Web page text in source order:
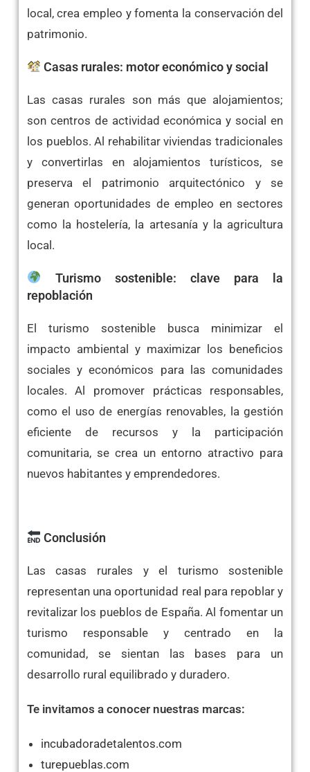
local, crea empleo y fomenta la conservación del
patrimonio.​
Casas rurales: motor económico y social
Las casas rurales son más que alojamientos;
son centros de actividad económica y social en
los pueblos. Al rehabilitar viviendas tradicionales
y convertirlas en alojamientos turísticos, se
preserva el patrimonio arquitectónico y se
generan oportunidades de empleo en sectores
como la hostelería, la artesanía y la agricultura
local.​
Turismo sostenible: clave para la
repoblación
El turismo sostenible busca minimizar el
impacto ambiental y maximizar los beneficios
sociales y económicos para las comunidades
locales. Al promover prácticas responsables,
como el uso de energías renovables, la gestión
eficiente de recursos y la participación
comunitaria, se crea un entorno atractivo para
nuevos habitantes y emprendedores.​
Conclusión
Las casas rurales y el turismo sostenible
representan una oportunidad real para repoblar y
revitalizar los pueblos de España. Al fomentar un
turismo responsable y centrado en la
comunidad, se sientan las bases para un
desarrollo rural equilibrado y duradero.​
Te invitamos a conocer nuestras marcas:
incubadoradetalentos.com
turepueblas.com